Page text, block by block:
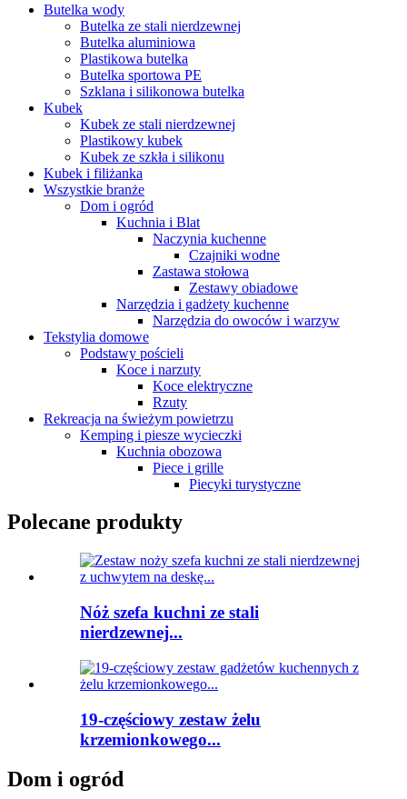
Butelka wody
Butelka ze stali nierdzewnej
Butelka aluminiowa
Plastikowa butelka
Butelka sportowa PE
Szklana i silikonowa butelka
Kubek
Kubek ze stali nierdzewnej
Plastikowy kubek
Kubek ze szkła i silikonu
Kubek i filiżanka
Wszystkie branże
Dom i ogród
Kuchnia i Blat
Naczynia kuchenne
Czajniki wodne
Zastawa stołowa
Zestawy obiadowe
Narzędzia i gadżety kuchenne
Narzędzia do owoców i warzyw
Tekstylia domowe
Podstawy pościeli
Koce i narzuty
Koce elektryczne
Rzuty
Rekreacja na świeżym powietrzu
Kemping i piesze wycieczki
Kuchnia obozowa
Piece i grille
Piecyki turystyczne
Polecane produkty
Nóż szefa kuchni ze stali
nierdzewnej...
19-częściowy zestaw żelu
krzemionkowego...
Dom i ogród